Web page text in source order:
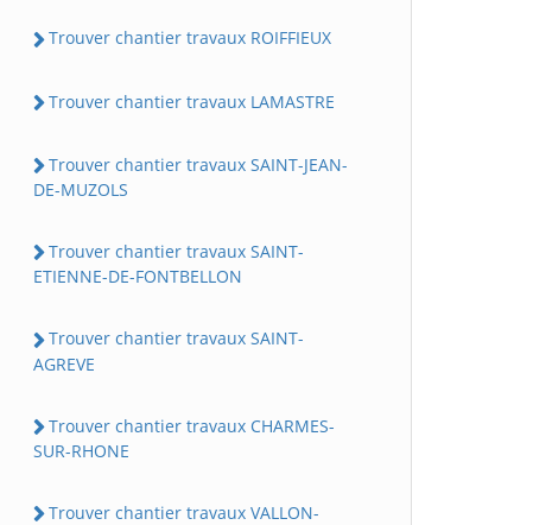
Trouver chantier travaux ROIFFIEUX
Trouver chantier travaux LAMASTRE
Trouver chantier travaux SAINT-JEAN-
DE-MUZOLS
Trouver chantier travaux SAINT-
ETIENNE-DE-FONTBELLON
Trouver chantier travaux SAINT-
AGREVE
Trouver chantier travaux CHARMES-
SUR-RHONE
Trouver chantier travaux VALLON-